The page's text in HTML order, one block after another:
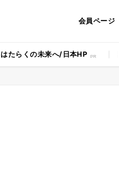
会員ページ
はたらくの未来へ/日本HP